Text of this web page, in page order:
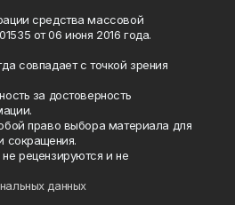
средства массовой
от 06 июня 2016 года.
совпадает с точкой зрения
за достоверность
право выбора материала для
сокращения.
рецензируются и не
данных